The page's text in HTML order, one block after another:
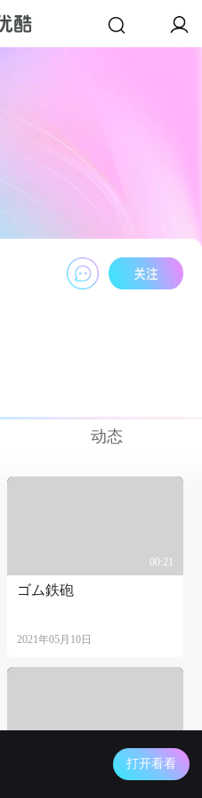
动态
00:21
ゴム鉄砲
2021年05月10日
00:46
AGV台車横切り出しタ
打开看看